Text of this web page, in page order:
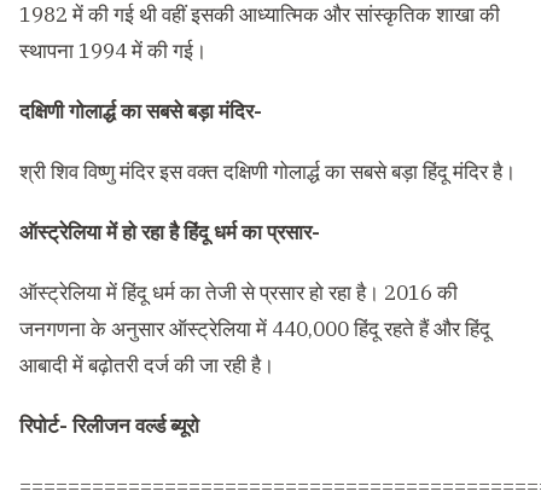
1982 में की गई थी वहीं इसकी आध्यात्मिक और सांस्कृतिक शाखा की
स्थापना 1994 में की गई।
दक्षिणी गोलार्द्ध का सबसे बड़ा मंदिर-
श्री शिव विष्णु मंदिर इस वक्त दक्षिणी गोलार्द्ध का सबसे बड़ा हिंदू मंदिर है।
ऑस्ट्रेलिया में हो रहा है हिंदू धर्म का प्रसार-
ऑस्ट्रेलिया में हिंदू धर्म का तेजी से प्रसार हो रहा है। 2016 की
जनगणना के अनुसार ऑस्ट्रेलिया में 440,000 हिंदू रहते हैं और हिंदू
आबादी में बढ़ोतरी दर्ज की जा रही है।
रिपोर्ट- रिलीजन वर्ल्ड ब्यूरो